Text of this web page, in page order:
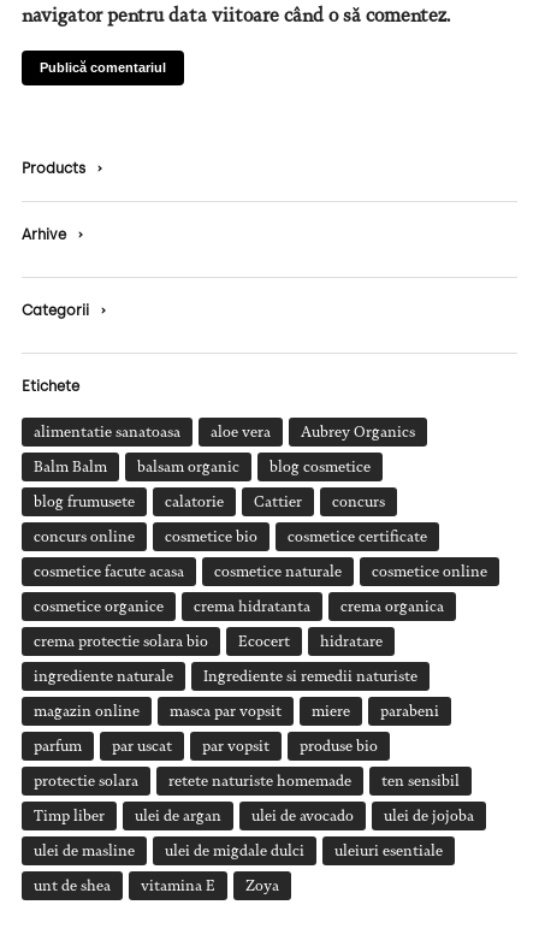
navigator pentru data viitoare când o să comentez.
Products ›
Arhive ›
Categorii ›
Etichete
alimentatie sanatoasa aloe vera Aubrey Organics
Balm Balm balsam organic blog cosmetice
blog frumusete calatorie Cattier concurs
concurs online cosmetice bio cosmetice certificate
cosmetice facute acasa cosmetice naturale cosmetice online
cosmetice organice crema hidratanta crema organica
crema protectie solara bio Ecocert hidratare
ingrediente naturale Ingrediente si remedii naturiste
magazin online masca par vopsit miere parabeni
parfum par uscat par vopsit produse bio
protectie solara retete naturiste homemade ten sensibil
Timp liber ulei de argan ulei de avocado ulei de jojoba
ulei de masline ulei de migdale dulci uleiuri esentiale
unt de shea vitamina E Zoya